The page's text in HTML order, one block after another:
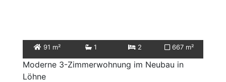
91 m² 1 2 667 m²
Moderne 3-Zimmerwohnung im Neubau in
Löhne